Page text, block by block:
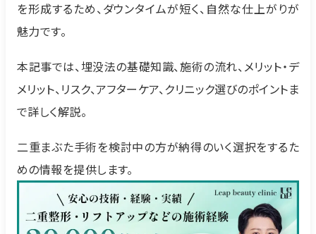
を形成するため、ダウンタイムが短く、自然な仕上がりが
魅力です。
本記事では、埋没法の基礎知識、施術の流れ、メリット・デ
メリット、リスク、アフターケア、クリニック選びのポイントま
で詳しく解説。
二重まぶた手術を検討中の方が納得のいく選択をするた
めの情報を提供します。